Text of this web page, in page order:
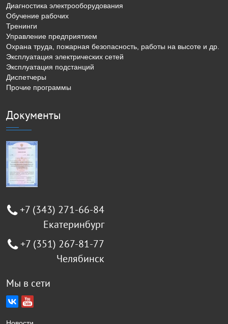
Диагностика электрооборудования
Обучение рабочих
Тренинги
Управление предприятием
Охрана труда, пожарная безопасность, работы на высоте и др.
Эксплуатация электрических сетей
Эксплуатация подстанций
Диспетчеры
Прочие программы
Документы
+7 (343) 271-66-84
Екатеринбург
+7 (351) 267-81-77
Челябинск
Мы в сети